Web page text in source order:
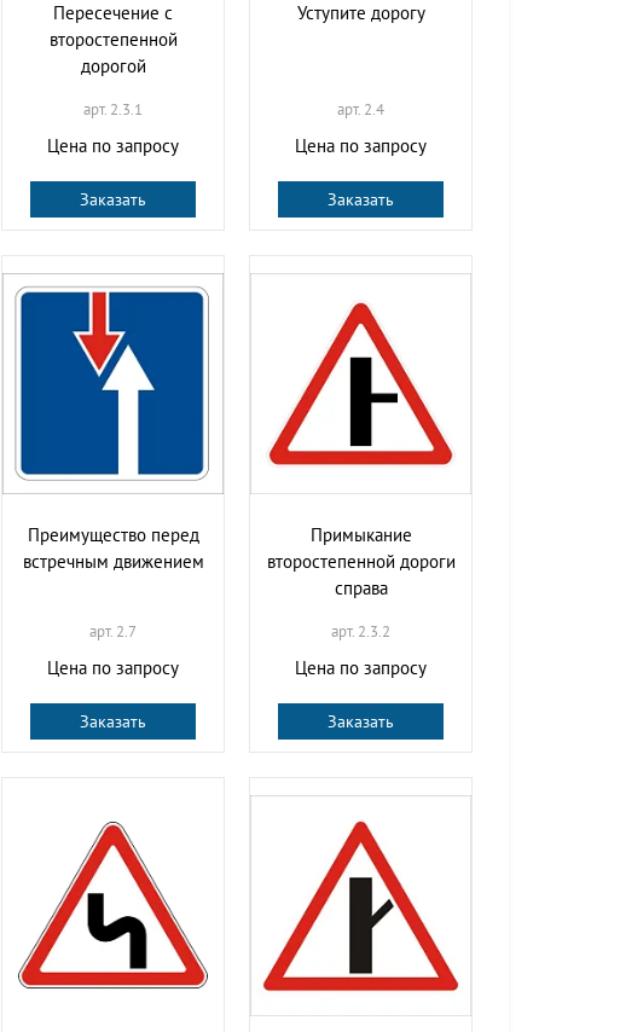
Пересечение с
второстепенной
дорогой
арт. 2.3.1
Цена по запросу
Заказать
Уступите дорогу
арт. 2.4
Цена по запросу
Заказать
Преимущество перед
встречным движением
арт. 2.7
Цена по запросу
Заказать
Примыкание
второстепенной дороги
справа
арт. 2.3.2
Цена по запросу
Заказать